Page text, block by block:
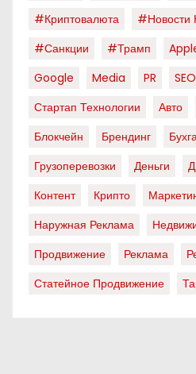
#криптовалюта
#новости
#санкции
#трамп
Google
Media PR SEO
Стартап Технологии
Авто
Блокчейн
Брендинг
Грузоперевозки
Деньги
Контент
Крипто
Наружная Реклама
Продвижение
Реклама
Статейное Продвижение